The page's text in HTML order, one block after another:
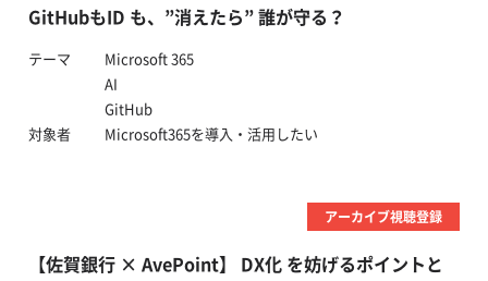
GitHubもID も、”消えたら” 誰が守る？
テーマ
Microsoft 365
AI
GitHub
対象者
Microsoft365を導入・活用したい
アーカイブ視聴登録
【佐賀銀行 × AvePoint】 DX化 を妨げるポイントと